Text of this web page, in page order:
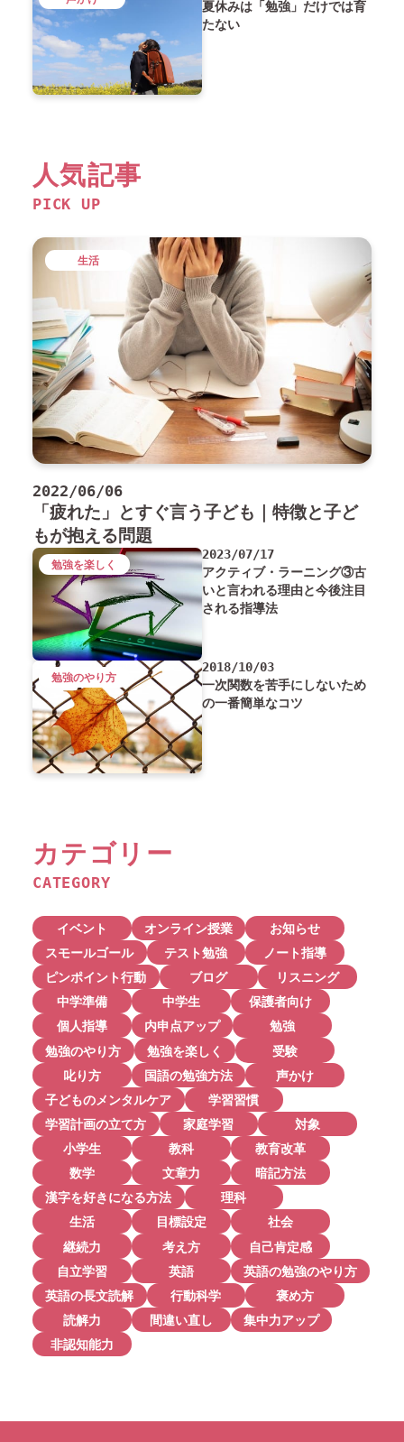
夏休みは「勉強」だけでは育
たない
人気記事
PICK UP
2022/06/06
「疲れた」とすぐ言う子ども｜特徴と子ど
もが抱える問題
生活
2023/07/17
アクティブ・ラーニング③古
いと言われる理由と今後注目
される指導法
勉強を楽しく
2018/10/03
一次関数を苦手にしないため
の一番簡単なコツ
勉強のやり方
カテゴリー
CATEGORY
イベント オンライン授業
お知らせ
スモールゴール
テスト勉強
ノート指導
ピンポイント行動
ブログ
リスニング
中学準備
中学生
保護者向け
個人指導
内申点アップ
勉強
勉強のやり方
勉強を楽しく
受験
叱り方
国語の勉強方法
声かけ
子どものメンタルケア
学習習慣
学習計画の立て方
家庭学習
対象
小学生
教科
教育改革
数学
文章力
暗記方法
漢字を好きになる方法
理科
生活
目標設定
社会
継続力
考え方
自己肯定感
自立学習
英語
英語の勉強のやり方
英語の長文読解
行動科学
褒め方
読解力
間違い直し
集中力アップ
非認知能力